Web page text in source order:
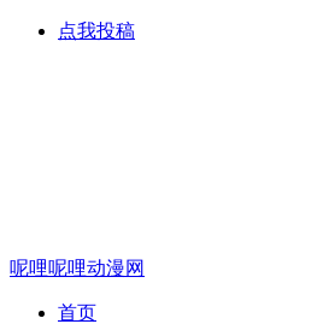
点我投稿
呢哩呢哩动漫网
首页